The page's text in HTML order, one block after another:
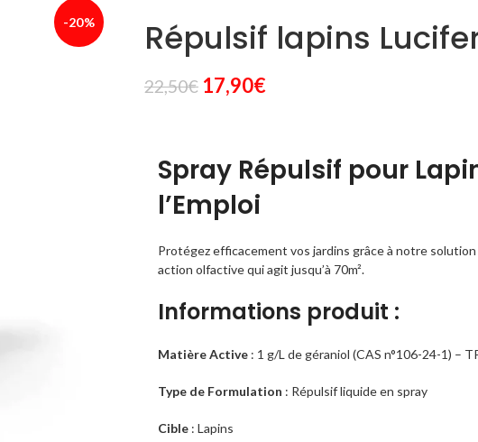
-20% Répulsif lapins
22,50€ Le
était :
22,50€.
17,90€Le
17,90€.
Spray Répulsif pour
l’Emploi
Protégez efficacement vos jardins grâce à notre
action olfactivequi agit jusqu’à 70m².
Informations produit :
Matière Active : 1 g/L de géraniol (CAS n°106-24-1) –
Type de Formulation : Répulsif liquide en spray
Cible : Lapins